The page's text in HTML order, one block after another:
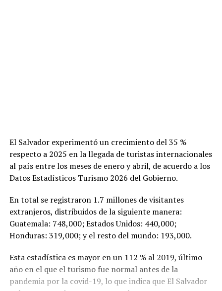
El Salvador experimentó un crecimiento del 35 %
respecto a 2025 en la llegada de turistas internacionales
al país entre los meses de enero y abril, de acuerdo a los
Datos Estadísticos Turismo 2026 del Gobierno.
En total se registraron 1.7 millones de visitantes
extranjeros, distribuidos de la siguiente manera:
Guatemala: 748,000; Estados Unidos: 440,000;
Honduras: 319,000; y el resto del mundo: 193,000.
Esta estadística es mayor en un 112 % al 2019, último
año en el que el turismo fue normal antes de la
pandemia por la covid-19, lo que indica que El Salvador